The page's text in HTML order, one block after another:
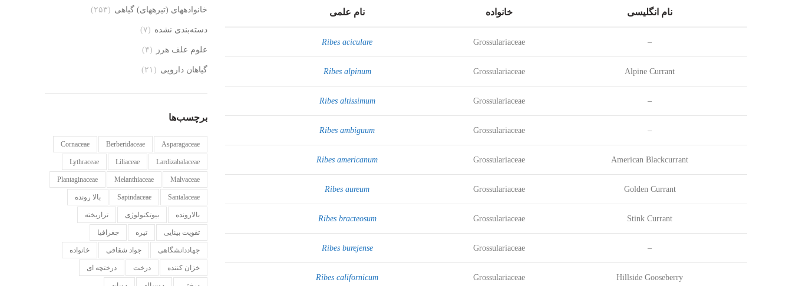
نام انگلیسی خانواده نام علمی
–
Grossulariaceae
Ribes aciculare
Alpine Currant
Grossulariaceae
Ribes alpinum
–
Grossulariaceae
Ribes altissimum
–
Grossulariaceae
Ribes ambiguum
American Blackcurrant
Grossulariaceae
Ribes americanum
Golden Currant
Grossulariaceae
Ribes aureum
Stink Currant
Grossulariaceae
Ribes bracteosum
–
Grossulariaceae
Ribes burejense
Hillside Gooseberry
Grossulariaceae
Ribes californicum
خانواده‎های (تیره‎های) گیاهی (۲۵۳)
دسته‌بندی نشده (۷)
علوم علف هرز (۴)
گیاهان دارویی (۲۱)
برچسب‌ها
Asparagaceae
Berberidaceae
Cornaceae
Lardizabalaceae
Liliaceae
Lythraceae
Malvaceae
Melanthiaceae
Plantaginaceae
Santalaceae
Sapindaceae بالا رونده
بالارونده بیوتکنولوژی تراریخته
تقویت بینایی تیره جغرافیا
جهاددانشگاهی جواد شقاقی خانواده
خزان کننده درخت درختچه ای